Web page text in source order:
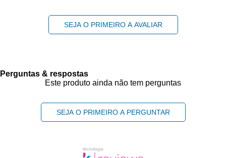
SEJA O PRIMEIRO A AVALIAR
Perguntas & respostas
Este produto ainda não tem perguntas
SEJA O PRIMEIRO A PERGUNTAR